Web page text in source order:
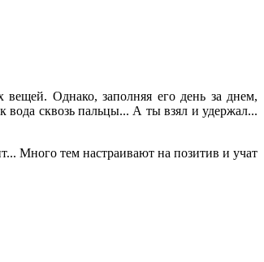
Однако, заполняя его день за днем,
вода сквозь пальцы... А ты взял и удержал...
Много тем настраивают на позитив и учат